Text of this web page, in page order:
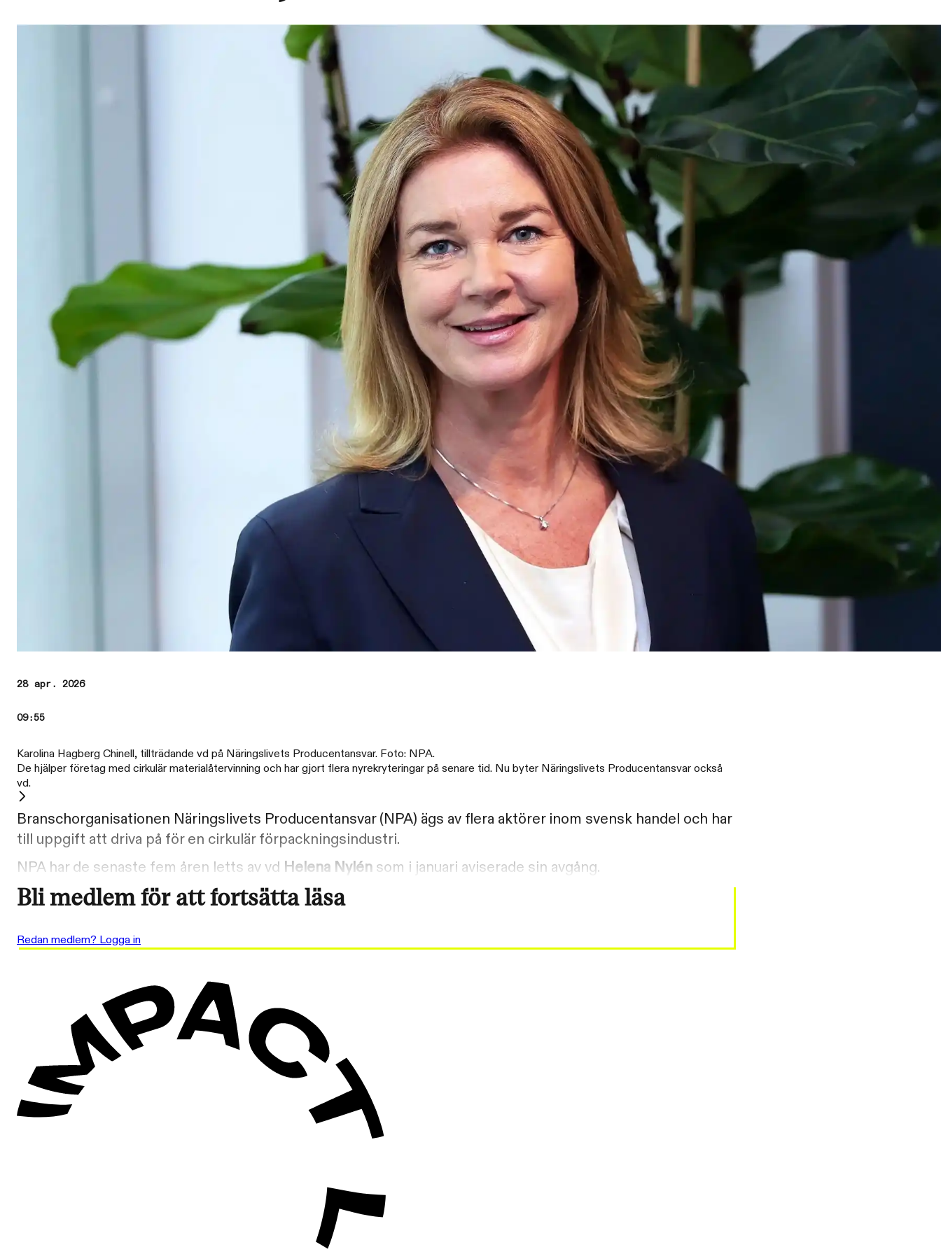
28 apr. 2026
09:55
Karolina Hagberg Chinell, tillträdande vd på Näringslivets Producentansvar. Foto: NPA.
De hjälper företag med cirkulär materialåtervinning och har gjort flera nyrekryteringar på senare tid. Nu byter Näringslivets Producentansvar också
vd.
Branschorganisationen Näringslivets Producentansvar (NPA) ägs av flera aktörer inom svensk handel och har
till uppgift att driva på för en cirkulär förpackningsindustri.
NPA har de senaste fem åren letts av vd Helena Nylén som i januari aviserade sin avgång.
Bli medlem för att fortsätta läsa
Redan medlem? Logga in